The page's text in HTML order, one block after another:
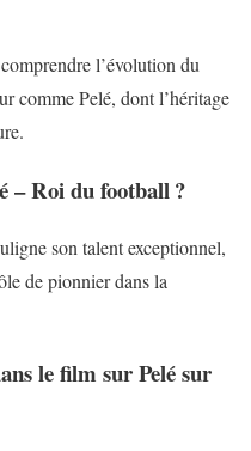
l’évolution du
comme Pelé, dont l’héritage
– Roi du football ?
son talent exceptionnel,
de pionnier dans la
le film sur Pelé sur